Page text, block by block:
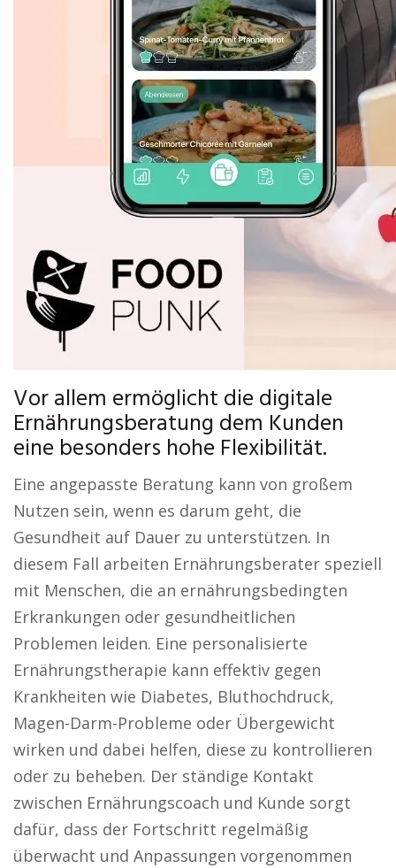
Vor allem ermöglicht die digitale
Ernährungsberatung dem Kunden
eine besonders hohe Flexibilität.
Eine angepasste Beratung kann von großem
Nutzen sein, wenn es darum geht, die
Gesundheit auf Dauer zu unterstützen. In
diesem Fall arbeiten Ernährungsberater speziell
mit Menschen, die an ernährungsbedingten
Erkrankungen oder gesundheitlichen
Problemen leiden. Eine personalisierte
Ernährungstherapie kann effektiv gegen
Krankheiten wie Diabetes, Bluthochdruck,
Magen-Darm-Probleme oder Übergewicht
wirken und dabei helfen, diese zu kontrollieren
oder zu beheben. Der ständige Kontakt
zwischen Ernährungscoach und Kunde sorgt
dafür, dass der Fortschritt regelmäßig
überwacht und Anpassungen vorgenommen